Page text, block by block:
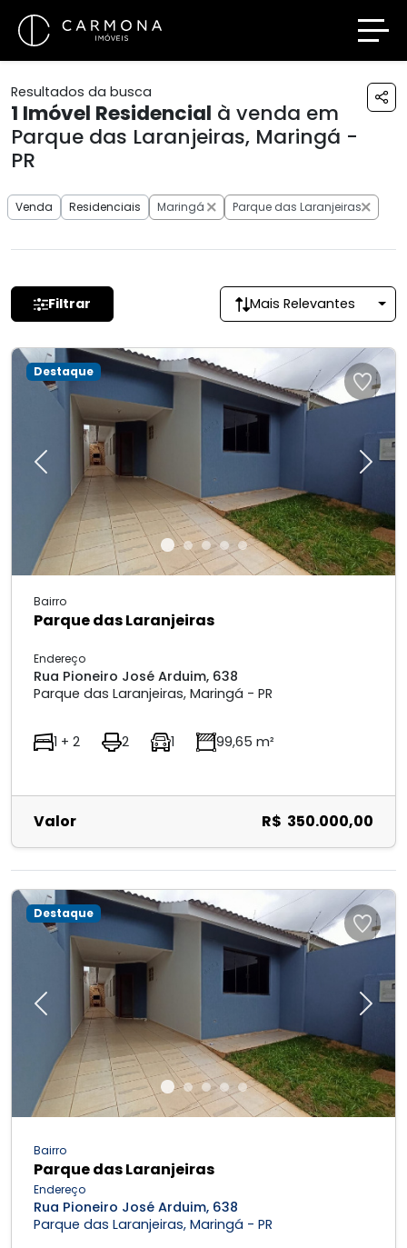
Resultados da busca
1 Imóvel Residencial à venda em
Parque das Laranjeiras, Maringá -
PR
Venda Residenciais Maringá Parque das Laranjeiras
Filtrar Mais Relevantes
Previous Next
Destaque
Bairro
Parque das Laranjeiras
Endereço
Rua Pioneiro José Arduim, 638
Parque das Laranjeiras, Maringá - PR
1 + 2 2 1 99,65 m²
Valor R$ 350.000,00
Previous Next
Destaque
Bairro
Parque das Laranjeiras
Endereço
Rua Pioneiro José Arduim, 638
Parque das Laranjeiras, Maringá - PR